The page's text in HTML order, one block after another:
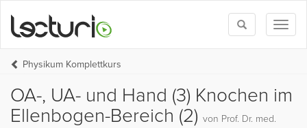
Toggle
search
Physikum Komplettkurs
OA-, UA- und Hand (3) Knochen im
Ellenbogen-Bereich (2) von Prof. Dr. med.